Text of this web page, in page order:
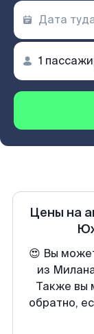
Цены на
😍 Вы
из
Также вы
обратно,